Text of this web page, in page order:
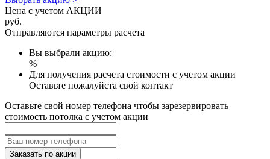
Цена с учетом АКЦИИ
руб.
Отправляются параметры расчета
Вы выбрали акцию:
%
Для получения расчета стоимости с учетом акции
Оставьте пожалуйста свой контакт
Оставьте свой номер телефона чтобы зарезервировать
стоимость потолка с учетом акции
Заказать по акции